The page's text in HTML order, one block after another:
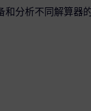
和分析不同解算器